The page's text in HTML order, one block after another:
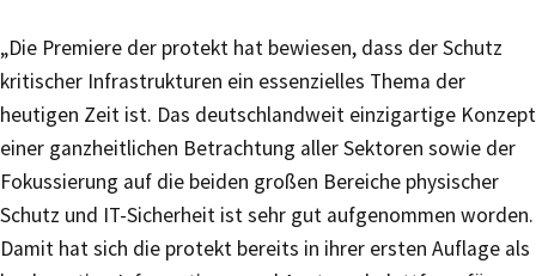
„Die Premiere der protekt hat bewiesen, dass der Schutz
kritischer Infrastrukturen ein essenzielles Thema der
heutigen Zeit ist. Das deutschlandweit einzigartige Konzept
einer ganzheitlichen Betrachtung aller Sektoren sowie der
Fokussierung auf die beiden großen Bereiche physischer
Schutz und IT-Sicherheit ist sehr gut aufgenommen worden.
Damit hat sich die protekt bereits in ihrer ersten Auflage als